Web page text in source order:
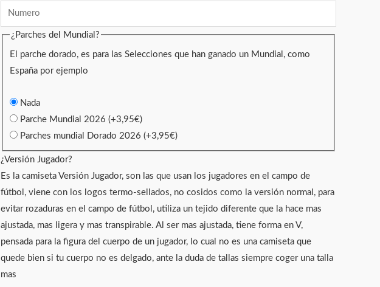
¿Parches del Mundial?
El parche dorado, es para las Selecciones que han ganado un Mundial, como
España por ejemplo
Nada
Parche Mundial 2026(+3,95€)
Parches mundial Dorado 2026(+3,95€)
¿Versión Jugador?
Es la camiseta Versión Jugador, son las que usan los jugadores en el campo de
fútbol, viene con los logos termo-sellados, no cosidos como la versión normal, para
evitar rozaduras en el campo de fútbol, utiliza un tejido diferente que la hace mas
ajustada, mas ligera y mas transpirable. Al ser mas ajustada, tiene forma en V,
pensada para la figura del cuerpo de un jugador, lo cual no es una camiseta que
quede bien si tu cuerpo no es delgado, ante la duda de tallas siempre coger una talla
mas